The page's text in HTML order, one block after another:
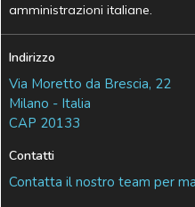
amministrazioni italiane.
Indirizzo
Via Moretto da Brescia, 22
Milano - Italia
CAP 20133
Contatti
Contatta il nostro team per